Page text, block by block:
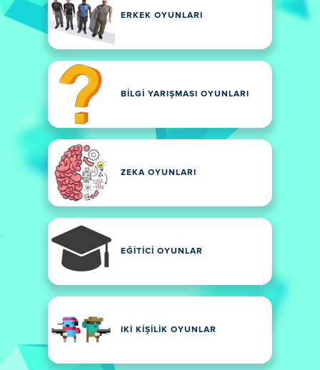
ERKEK OYUNLARI
BILGI YARIŞMASI OYUNLARI
ZEKA OYUNLARI
EĞITICI OYUNLAR
IKI KIŞILIK OYUNLAR